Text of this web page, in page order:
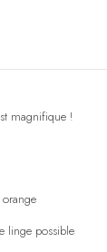
magnifique !
linge possible